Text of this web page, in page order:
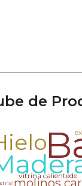
de